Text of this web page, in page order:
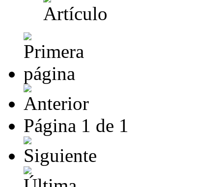
Página 1 de 1